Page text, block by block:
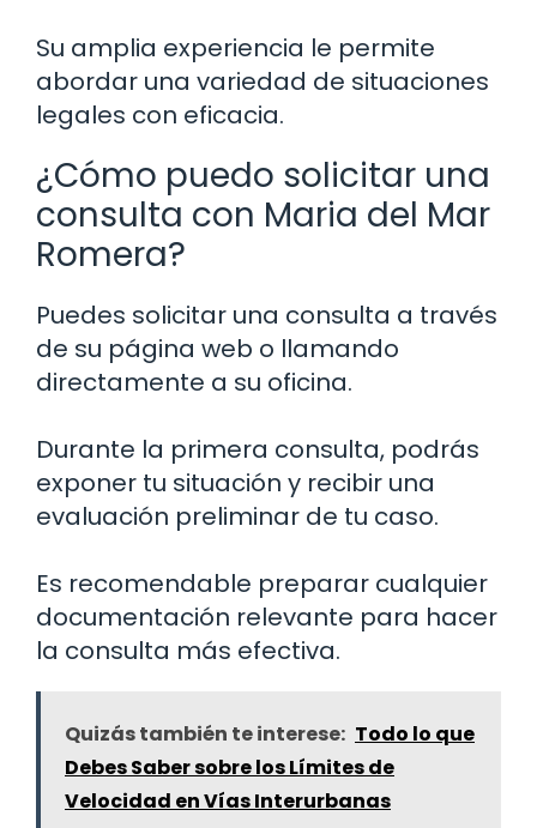
Su amplia experiencia le permite
abordar una variedad de situaciones
legales con eficacia.
¿Cómo puedo solicitar una
consulta con Maria del Mar
Romera?
Puedes solicitar una consulta a través
de su página web o llamando
directamente a su oficina.
Durante la primera consulta, podrás
exponer tu situación y recibir una
evaluación preliminar de tu caso.
Es recomendable preparar cualquier
documentación relevante para hacer
la consulta más efectiva.
Quizás también te interese: Todo lo que
Debes Saber sobre los Límites de
Velocidad en Vías Interurbanas